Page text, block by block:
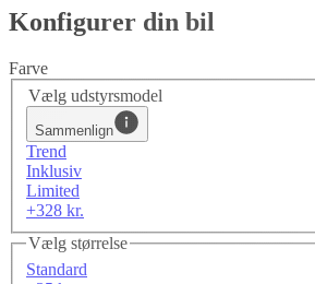
Konfigurer din bil
Farve
Vælg udstyrsmodel
Sammenlign
Trend
Inklusiv
Limited
+328 kr.
Vælg størrelse
Standard